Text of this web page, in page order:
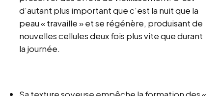
d’autant plus important que c’est la nuit que la
peau « travaille » et se régénère, produisant de
nouvelles cellules deux fois plus vite que durant
la journée.
Sa texture soyeuse empêche la formation des «